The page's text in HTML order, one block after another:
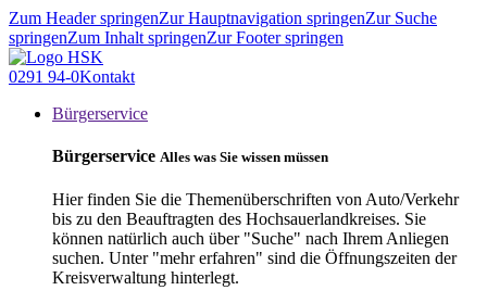
Zum Header springenZur Hauptnavigation springenZur Suche
springenZum Inhalt springenZur Footer springen
0291 94-0Kontakt
Bürgerservice
Bürgerservice Alles was Sie wissen müssen
Hier finden Sie die Themenüberschriften von Auto/Verkehr
bis zu den Beauftragten des Hochsauerlandkreises. Sie
können natürlich auch über "Suche" nach Ihrem Anliegen
suchen. Unter "mehr erfahren" sind die Öffnungszeiten der
Kreisverwaltung hinterlegt.